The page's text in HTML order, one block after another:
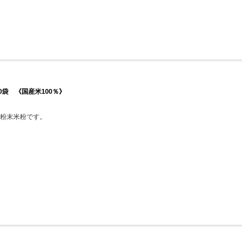
袋 《国産米100％》
末米粉です。